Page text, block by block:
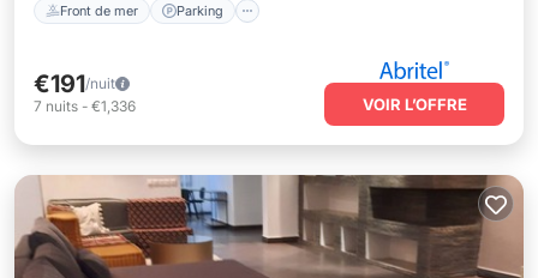
Front de mer Parking
€191/nuit
7 nuits - €1,336 VOIR L’OFFRE